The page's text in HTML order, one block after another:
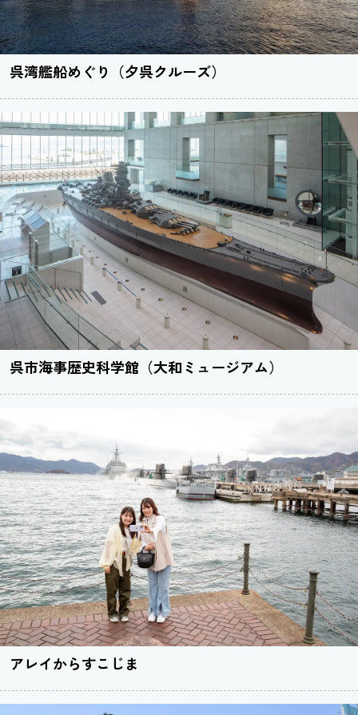
呉湾艦船めぐり（夕呉クルーズ）
呉市海事歴史科学館（大和ミュージアム）
アレイからすこじま